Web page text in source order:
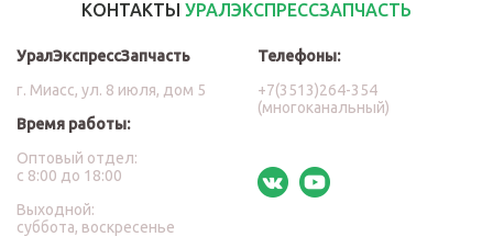
КОНТАКТЫ УРАЛЭКСПРЕССЗАПЧАСТЬ
УралЭкспрессЗапчасть
г. Миасс, ул. 8 июля, дом 5
Время работы:
Оптовый отдел:
с 8:00 до 18:00
Выходной:
суббота, воскресенье
Телефоны:
+7(3513)264-354
(многоканальный)